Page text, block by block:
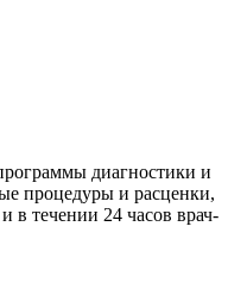
диагностики и
процедуры и расценки,
в течении 24 часов врач-